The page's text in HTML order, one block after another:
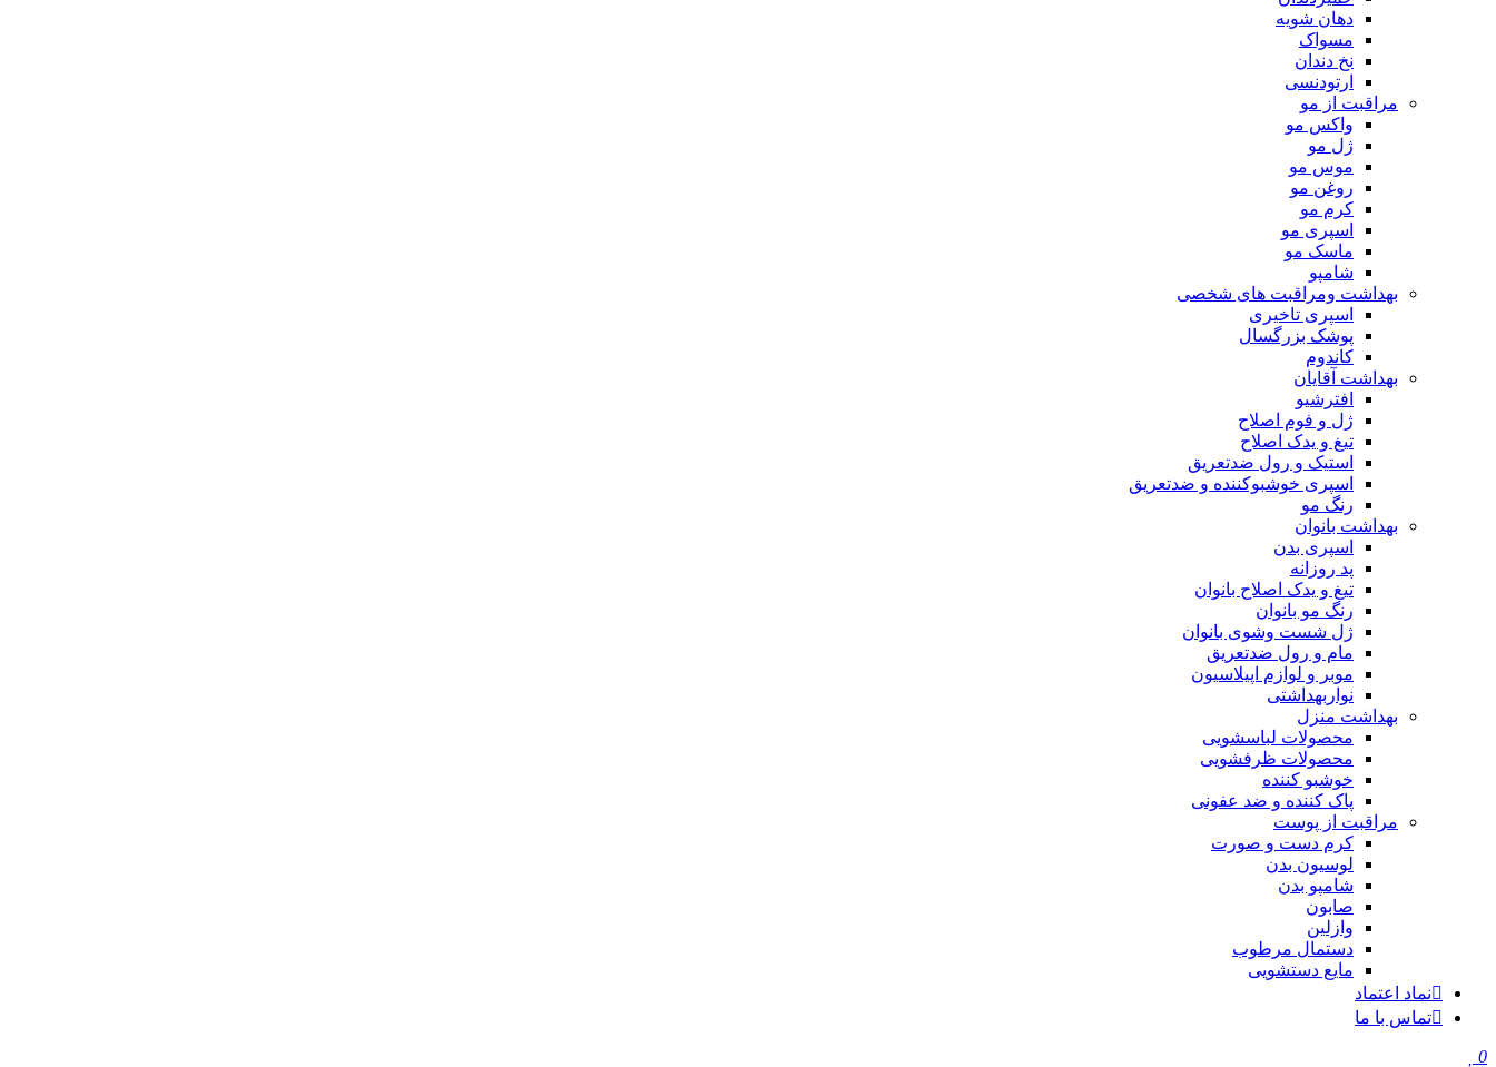
دهان شویه
مسواک
نخ دندان
ارتودنسی
مراقبت از مو
واکس مو
ژل مو
موس مو
روغن مو
کرم مو
اسپری مو
ماسک مو
شامپو
بهداشت ومراقبت های شخصی
اسپری تاخیری
پوشک بزرگسال
کاندوم
بهداشت آقایان
افترشیو
ژل و فوم اصلاح
تیغ و یدک اصلاح
استیک و رول ضدتعریق
اسپری خوشبوکننده و ضدتعریق
رنگ مو
بهداشت بانوان
اسپری بدن
پد روزانه
تیغ و یدک اصلاح بانوان
رنگ مو بانوان
ژل شست وشوی بانوان
مام و رول ضدتعریق
موبر و لوازم اپیلاسیون
نواربهداشتی
بهداشت منزل
محصولات لباسشویی
محصولات ظرفشویی
خوشبو کننده
پاک کننده و ضد عفونی
مراقبت از پوست
کرم دست و صورت
لوسیون بدن
شامپو بدن
صابون
وازلین
دستمال مرطوب
مایع دستشویی
نماد اعتماد
تماس با ما
0